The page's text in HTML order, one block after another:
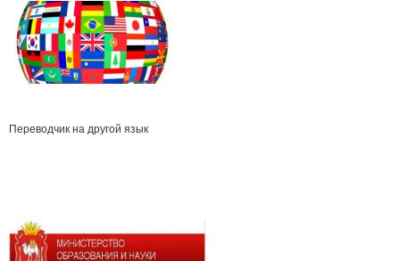
Переводчик на другой язык